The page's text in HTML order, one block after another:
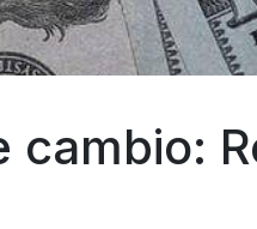
cambio: